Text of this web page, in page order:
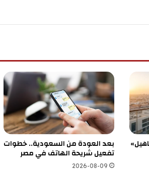
بعد العودة من السعودية.. خطوات
تفعيل شريحة الهاتف في مصر
2026-08-09